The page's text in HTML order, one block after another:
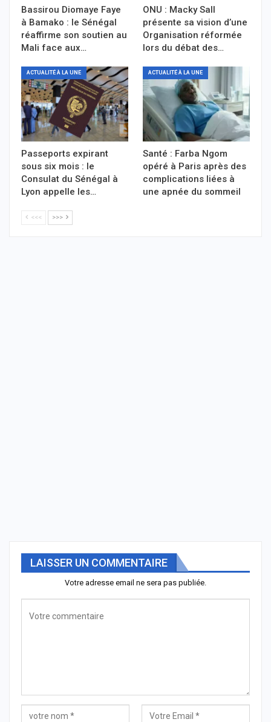
Bassirou Diomaye Faye
à Bamako : le Sénégal
réaffirme son soutien au
Mali face aux…
ONU : Macky Sall
présente sa vision d’une
Organisation réformée
lors du débat des…
ACTUALITÉ À LA UNE
Passeports expirant
sous six mois : le
Consulat du Sénégal à
Lyon appelle les…
ACTUALITÉ À LA UNE
Santé : Farba Ngom
opéré à Paris après des
complications liées à
une apnée du sommeil
<<< >>>
LAISSER UN COMMENTAIRE
Votre adresse email ne sera pas publiée.